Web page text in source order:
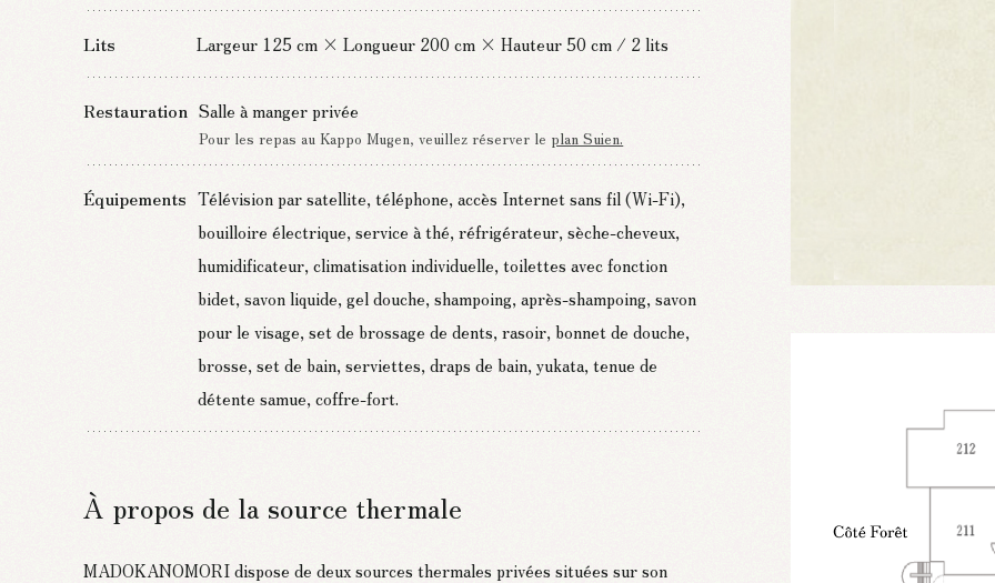
Lits Largeur 125 cm × Longueur 200 cm × Hauteur 50 cm / 2 lits
Restauration Salle à manger privée
Pour les repas au Kappo Mugen, veuillez réserver le plan Suien.
Équipements Télévision par satellite, téléphone, accès Internet sans fil (Wi-Fi),
bouilloire électrique, service à thé, réfrigérateur, sèche-cheveux,
humidificateur, climatisation individuelle, toilettes avec fonction
bidet, savon liquide, gel douche, shampoing, après-shampoing, savon
pour le visage, set de brossage de dents, rasoir, bonnet de douche,
brosse, set de bain, serviettes, draps de bain, yukata, tenue de
détente samue, coffre-fort.
À propos de la source thermale
MADOKANOMORI dispose de deux sources thermales privées situées sur son